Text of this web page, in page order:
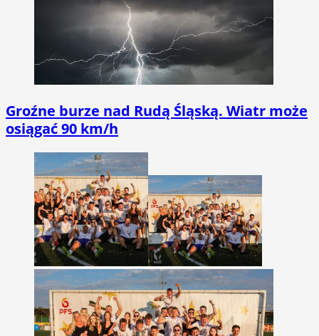
Groźne burze nad Rudą Śląską. Wiatr może
osiągać 90 km/h